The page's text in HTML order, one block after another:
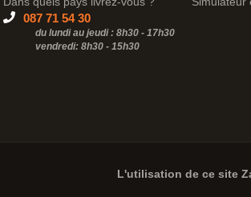
087 71 54 30
du lundi au jeudi : 8h30 - 17h30
vendredi: 8h30 - 15h30
L'utilisation de ce site